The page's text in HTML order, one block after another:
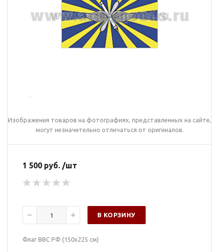
Изображения товаров на фотографиях, представленных на сайте,
могут незначительно отличаться от оригиналов.
1 500 руб. /шт
В КОРЗИНУ
Флаг ВВС РФ (150х225 см)